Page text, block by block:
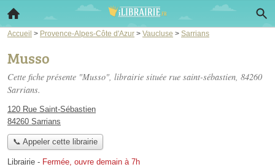
Accueil > Provence-Alpes-Côte d'Azur > Vaucluse > Sarrians
Musso
Cette fiche présente "Musso", librairie située rue saint-sébastien, 84260
Sarrians.
120 Rue Saint-Sébastien
84260 Sarrians
📞 Appeler cette librairie
Librairie - Fermée, ouvre demain à 7h